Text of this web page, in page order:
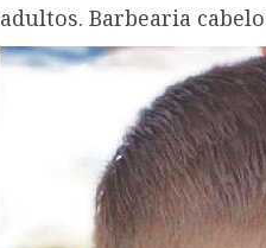
adultos. Barbearia